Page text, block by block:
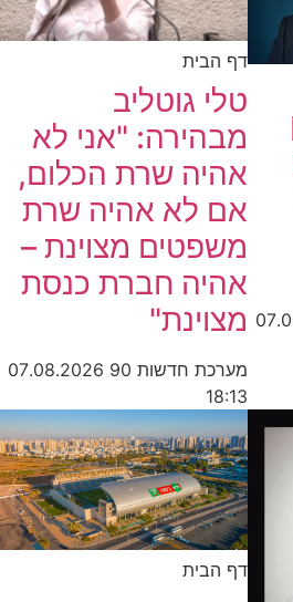
דף הבית
טלי גוטליב
מבהירה: "אני לא
אהיה שרת הכלום,
אם לא אהיה שרת
משפטים מצוינת –
אהיה חברת כנסת
מצוינת"
מערכת חדשות 90
07.08.2026
דף הבית